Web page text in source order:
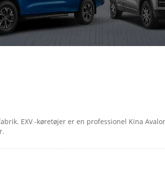
EXV -køretøjer er en professionel Kina